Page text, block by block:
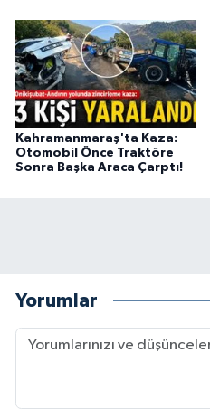
Kahramanmaraş'ta Kaza:
Otomobil Önce Traktöre
Sonra Başka Araca Çarptı!
Yorumlar